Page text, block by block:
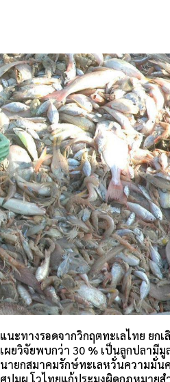
แนะทางรอดจากวิกฤตทะเลไทย ยก
เผยวิจัยพบกว่า 30 % เป็นลูกปลามีมู
นายกสมาคมรักษ์ทะเลหวั่นความมั่น
ศปมผ.โวไทยแก้ประมงผิดกฎหมายส